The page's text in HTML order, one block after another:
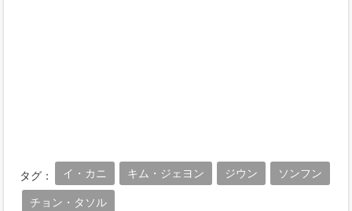
タグ： イ・カニ キム・ジェヨン ジウン ソンフン
チョン・タソル